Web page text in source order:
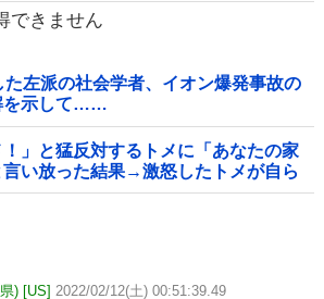
できません
た左派の社会学者、イオン爆発事故の
を示して……
」と猛反対するトメに「あなたの家
言い放った結果→激怒したトメが自ら
展開へｗｗｗｗｗｗ
) [US] 2022/02/12(土) 00:51:39.49